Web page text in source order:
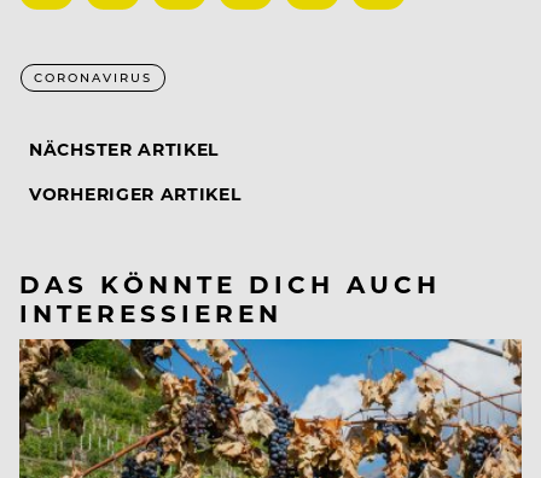
CORONAVIRUS
NÄCHSTER ARTIKEL
VORHERIGER ARTIKEL
DAS KÖNNTE DICH AUCH
INTERESSIEREN